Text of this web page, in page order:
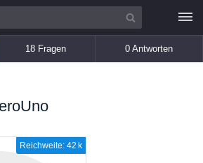
18 Fragen 0 Antworten
Reichweite: 42 k